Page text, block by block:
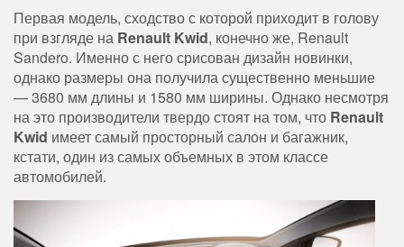
Первая модель, сходство с которой приходит в голову
при взгляде на Renault Kwid, конечно же, Renault
Sandero. Именно с него срисован дизайн новинки,
однако размеры она получила существенно меньшие
— 3680 мм длины и 1580 мм ширины. Однако несмотря
на это производители твердо стоят на том, что Renault
Kwid имеет самый просторный салон и багажник,
кстати, один из самых объемных в этом классе
автомобилей.